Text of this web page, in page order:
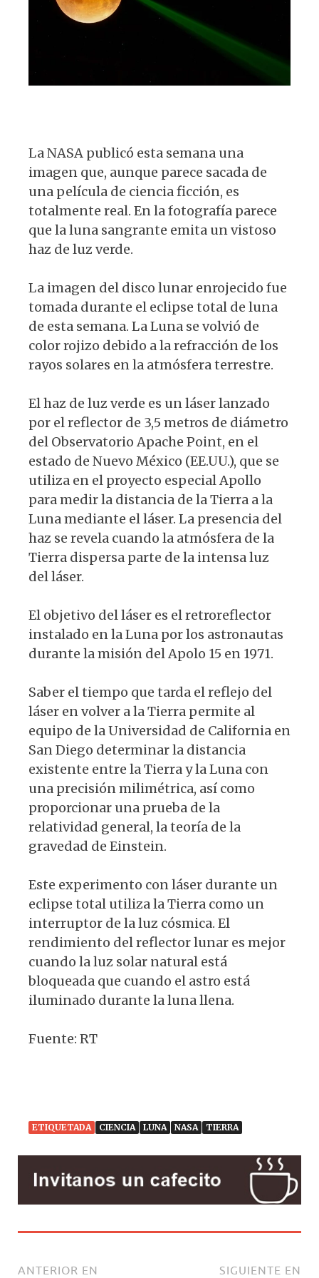
k
A
b
o
k
La NASA publicó esta semana una
imagen que, aunque parece sacada de
una película de ciencia ficción, es
totalmente real. En la fotografía parece
que la luna sangrante emita un vistoso
haz de luz verde.
La imagen del disco lunar enrojecido fue
tomada durante el eclipse total de luna
de esta semana. La Luna se volvió de
color rojizo debido a la refracción de los
rayos solares en la atmósfera terrestre.
El haz de luz verde es un láser lanzado
por el reflector de 3,5 metros de diámetro
del Observatorio Apache Point, en el
estado de Nuevo México (EE.UU.), que se
utiliza en el proyecto especial Apollo
para medir la distancia de la Tierra a la
Luna mediante el láser. La presencia del
haz se revela cuando la atmósfera de la
Tierra dispersa parte de la intensa luz
del láser.
El objetivo del láser es el retroreflector
instalado en la Luna por los astronautas
durante la misión del Apolo 15 en 1971.
Saber el tiempo que tarda el reflejo del
láser en volver a la Tierra permite al
equipo de la Universidad de California en
San Diego determinar la distancia
existente entre la Tierra y la Luna con
una precisión milimétrica, así como
proporcionar una prueba de la
relatividad general, la teoría de la
gravedad de Einstein.
Este experimento con láser durante un
eclipse total utiliza la Tierra como un
interruptor de la luz cósmica. El
rendimiento del reflector lunar es mejor
cuando la luz solar natural está
bloqueada que cuando el astro está
iluminado durante la luna llena.
Fuente: RT
ETIQUETADA CIENCIA LUNA NASA TIERRA
ANTERIOR EN SIGUIENTE EN